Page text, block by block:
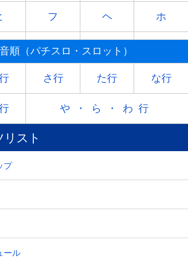
フ ヘ ホ
ム メ
ユ - ヨ
レ
順（パチスロ・スロット）
さ行 た行 な行
や・ら・わ行
リスト
プ
ール